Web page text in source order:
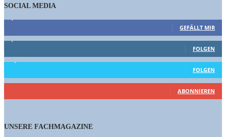
SOCIAL MEDIA
GEFÄLLT MIR
1,662 Follower
FOLGEN
15,658 Follower
FOLGEN
460 Abonnenten
ABONNIEREN
UNSERE FACHMAGAZINE